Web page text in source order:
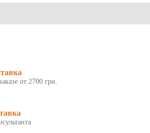
от 2700 грн.